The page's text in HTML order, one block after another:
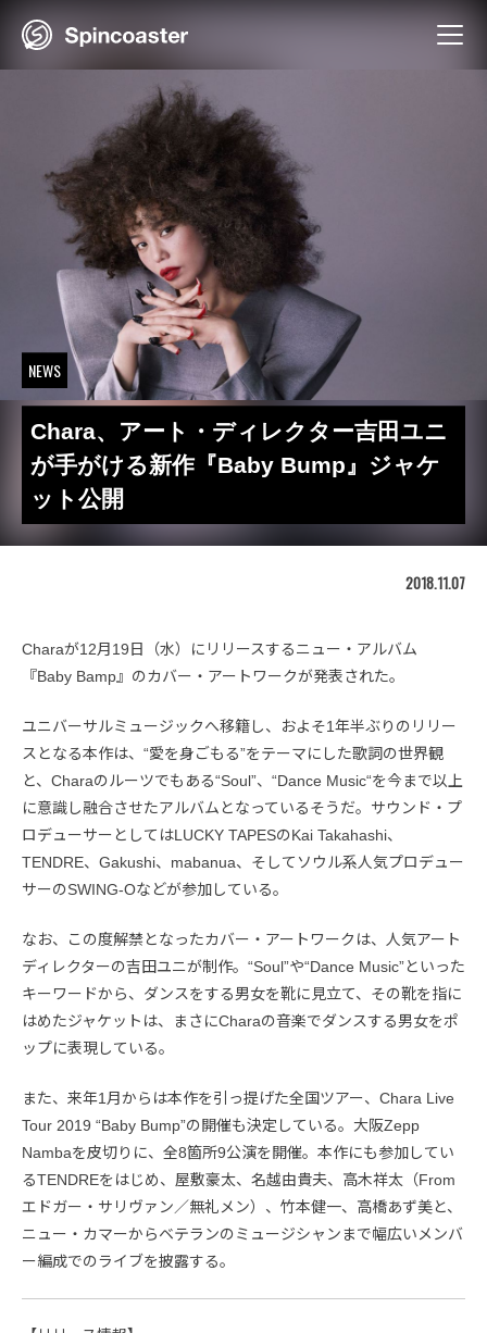
NEWS
Chara、アート・ディレクター吉田ユニ
が手がける新作『Baby Bump』ジャケ
ット公開
2018.11.07
Charaが12月19日（水）にリリースするニュー・アルバム
『Baby Bamp』のカバー・アートワークが発表された。
ユニバーサルミュージックへ移籍し、およそ1年半ぶりのリリー
スとなる本作は、“愛を身ごもる”をテーマにした歌詞の世界観
と、Charaのルーツでもある“Soul”、“Dance Music“を今まで以上
に意識し融合させたアルバムとなっているそうだ。サウンド・プ
ロデューサーとしてはLUCKY TAPESのKai Takahashi、
TENDRE、Gakushi、mabanua、そしてソウル系人気プロデュー
サーのSWING-Oなどが参加している。
なお、この度解禁となったカバー・アートワークは、人気アート
ディレクターの吉田ユニが制作。“Soul”や“Dance Music”といった
キーワードから、ダンスをする男女を靴に見立て、その靴を指に
はめたジャケットは、まさにCharaの音楽でダンスする男女をポ
ップに表現している。
また、来年1月からは本作を引っ提げた全国ツアー、Chara Live
Tour 2019 “Baby Bump”の開催も決定している。大阪Zepp
Nambaを皮切りに、全8箇所9公演を開催。本作にも参加してい
るTENDREをはじめ、屋敷豪太、名越由貴夫、高木祥太（From
エドガー・サリヴァン／無礼メン）、竹本健一、高橋あず美と、
ニュー・カマーからベテランのミュージシャンまで幅広いメンバ
ー編成でのライブを披露する。